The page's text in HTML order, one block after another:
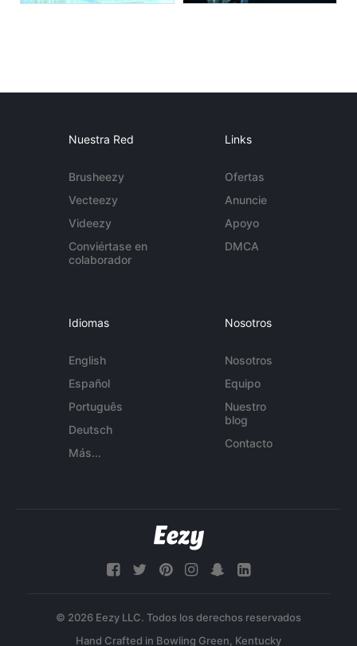
Nuestra Red
Brusheezy
Vecteezy
Videezy
Conviértase en
colaborador
Links
Ofertas
Anuncie
Apoyo
DMCA
Idiomas
English
Español
Português
Deutsch
Más...
Nosotros
Nosotros
Equipo
Nuestro
blog
Contacto
© 2026 Eezy LLC. Todos los derechos reservados